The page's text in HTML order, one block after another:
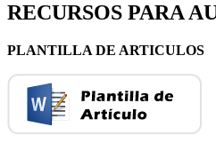
RECURSOS PARA
PLANTILLA DE ARTICULOS